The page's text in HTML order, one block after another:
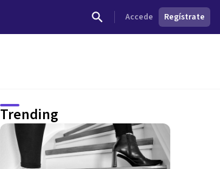
Accede Regístrate
Trending